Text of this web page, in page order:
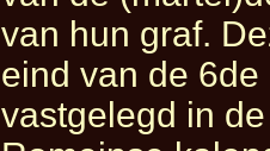
van hun graf.
eind van de
vastgelegd in